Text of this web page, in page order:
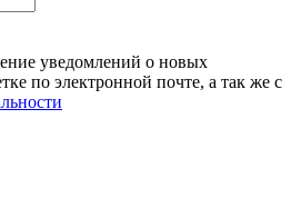
уведомлений о новых
по электронной почте, а так же с